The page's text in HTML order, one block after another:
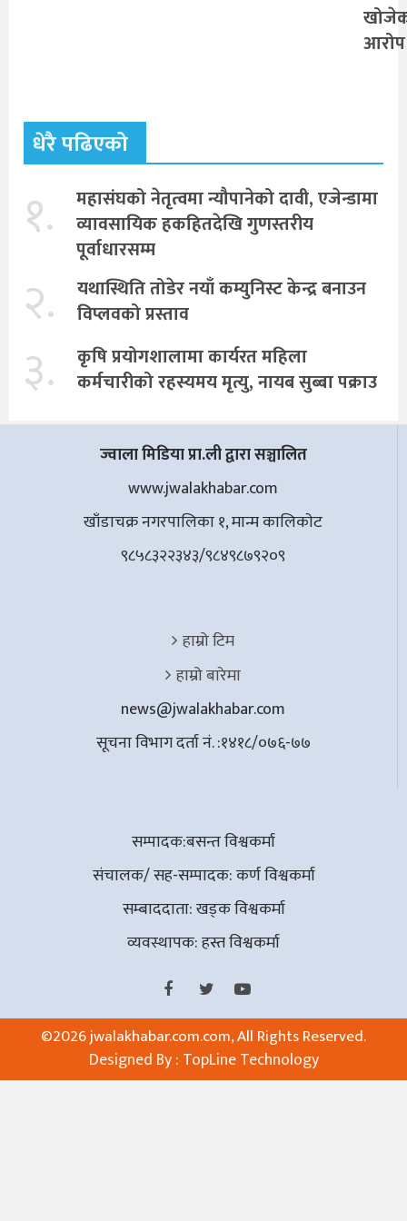
आरोप
धेरै पढिएको
१.
महासंघको नेतृत्वमा न्यौपानेको दावी, एजेन्डामा
व्यावसायिक हकहितदेखि गुणस्तरीय
पूर्वाधारसम्म
२.
यथास्थिति तोडेर नयाँ कम्युनिस्ट केन्द्र बनाउन
विप्लवको प्रस्ताव
३.
कृषि प्रयोगशालामा कार्यरत महिला
कर्मचारीको रहस्यमय मृत्यु, नायब सुब्बा पक्राउ
ज्वाला मिडिया प्रा.ली द्वारा सञ्चालित
www.jwalakhabar.com
खाँडाचक्र नगरपालिका १, मान्म कालिकाेट
९८५८३२२३४३/९८४९८७९२०९
हाम्रो टिम
हाम्रो बारेमा
news@jwalakhabar.com
सूचना विभाग दर्ता नं. :१४१८/०७६-७७
सम्पादक:बसन्त विश्वकर्मा
संचालक/ सह-सम्पादक: कर्ण विश्वकर्मा
सम्बाददाता: खड्क विश्वकर्मा
व्यवस्थापक: हस्त विश्वकर्मा
©2026 jwalakhabar.com.com, All Rights Reserved.
Designed By : TopLine Technology